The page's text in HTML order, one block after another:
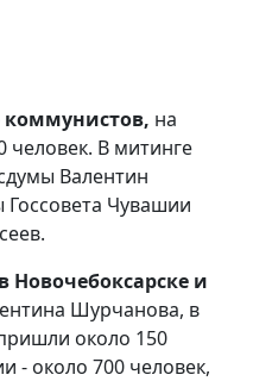
на
человек. В митинге
Валентин
Чувашии
и
Шурчанова, в
около 150
- около 700 человек,